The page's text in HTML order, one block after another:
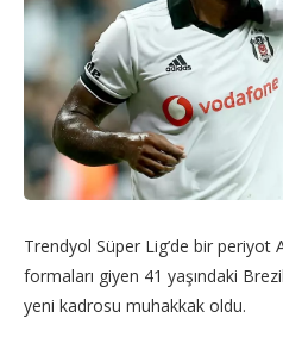
Trendyol Süper Lig’de bir periyot
formaları giyen 41 yaşındaki
yeni kadrosu muhakkak oldu.